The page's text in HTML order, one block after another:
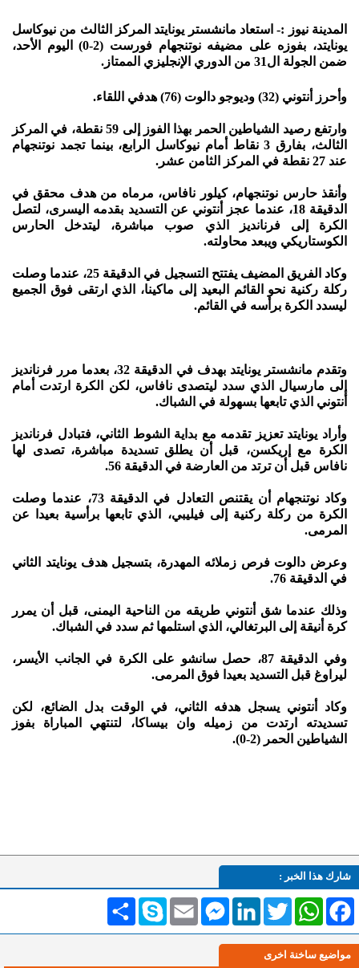
المدينة نيوز :- استعاد مانشستر يونايتد المركز الثالث من نيوكاسل
يونايتد، بفوزه على مضيفه نوتنجهام فورست (2-0) اليوم الأحد،
ضمن الجولة ال31 من الدوري الإنجليزي الممتاز.
وأحرز أنتوني (32) وديوجو دالوت (76) هدفي اللقاء.
وارتفع رصيد الشياطين الحمر بهذا الفوز إلى 59 نقطة، في المركز
الثالث، بفارق 3 نقاط أمام نيوكاسل الرابع، بينما تجمد نوتنجهام
عند 27 نقطة في المركز الثامن عشر.
وأنقذ حارس نوتنجهام، كيلور نافاس، مرماه من هدف محقق في
الدقيقة 18، عندما عجز أنتوني عن التسديد بقدمه اليسرى، لتصل
الكرة إلى فرنانديز الذي صوب مباشرة، ليتدخل الحارس
الكوستاريكي ويبعد محاولته.
وكاد الفريق المضيف يفتتح التسجيل في الدقيقة 25، عندما وصلت
ركلة ركنية نحو القائم البعيد إلى ماكينا، الذي ارتقى فوق الجميع
ليسدد الكرة برأسه في القائم.
وتقدم مانشستر يونايتد بهدف في الدقيقة 32، بعدما مرر فرنانديز
إلى مارسيال الذي سدد ليتصدى نافاس، لكن الكرة ارتدت أمام
أنتوني الذي تابعها بسهولة في الشباك.
وأراد يونايتد تعزيز تقدمه مع بداية الشوط الثاني، فتبادل فرنانديز
الكرة مع إريكسن، قبل أن يطلق تسديدة مباشرة، تصدى لها
نافاس قبل أن ترتد من العارضة في الدقيقة 56.
وكاد نوتنجهام أن يقتنص التعادل في الدقيقة 73، عندما وصلت
الكرة من ركلة ركنية إلى فيليبي، الذي تابعها برأسية بعيدا عن
المرمى.
وعرض دالوت فرص زملائه المهدرة، بتسجيل هدف يونايتد الثاني
في الدقيقة 76.
وذلك عندما شق أنتوني طريقه من الناحية اليمنى، قبل أن يمرر
كرة أنيقة إلى البرتغالي، الذي استلمها ثم سدد في الشباك.
وفي الدقيقة 87، حصل سانشو على الكرة في الجانب الأيسر،
ليراوغ قبل التسديد بعيدا فوق المرمى.
وكاد أنتوني يسجل هدفه الثاني، في الوقت بدل الضائع، لكن
تسديدته ارتدت من زميله وان بيساكا، لتنتهي المباراة بفوز
الشياطين الحمر (2-0).
شارك هذا الخبر :
انشر Skype Email
MessengerLinkedInTwitterWhatsAppFacebook
مواضيع ساخنة اخرى